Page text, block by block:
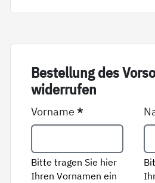
Be­stel­lung des
wi­der­ru­fen
Vorname*
Bitte tragen Sie hier
Ihren Vornamen ein